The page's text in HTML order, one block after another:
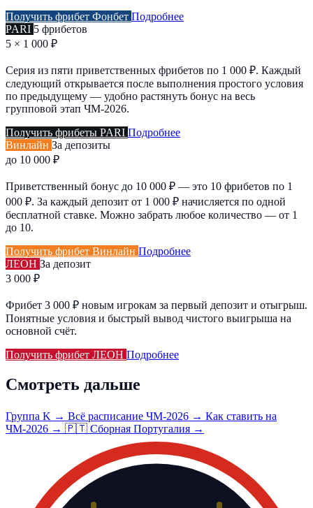
Получить фрибет Фонбет Подробнее
PARI 5 фрибетов
5 × 1 000 ₽
Серия из пяти приветственных фрибетов по 1 000 ₽. Каждый
следующий открывается после выполнения простого условия
по предыдущему — удобно растянуть бонус на весь
групповой этап ЧМ-2026.
Получить фрибеты PARI Подробнее
Винлайн За депозиты
до 10 000 ₽
Приветственный бонус до 10 000 ₽ — это 10 фрибетов по 1
000 ₽. За каждый депозит от 1 000 ₽ начисляется по одной
бесплатной ставке. Можно забрать любое количество — от 1
до 10.
Получить фрибет Винлайн Подробнее
ЛЕОН За депозит
3 000 ₽
Фрибет 3 000 ₽ новым игрокам за первый депозит и отыгрыш.
Понятные условия и быстрый вывод чистого выигрыша на
основной счёт.
Получить фрибет ЛЕОН Подробнее
Смотреть дальше
Группа K → Всё расписание ЧМ-2026 → Как ставить на
ЧМ-2026 → 🇵🇹 Сборная Португалия →